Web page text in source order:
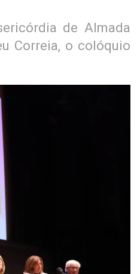
de Almada
Correia, o colóquio